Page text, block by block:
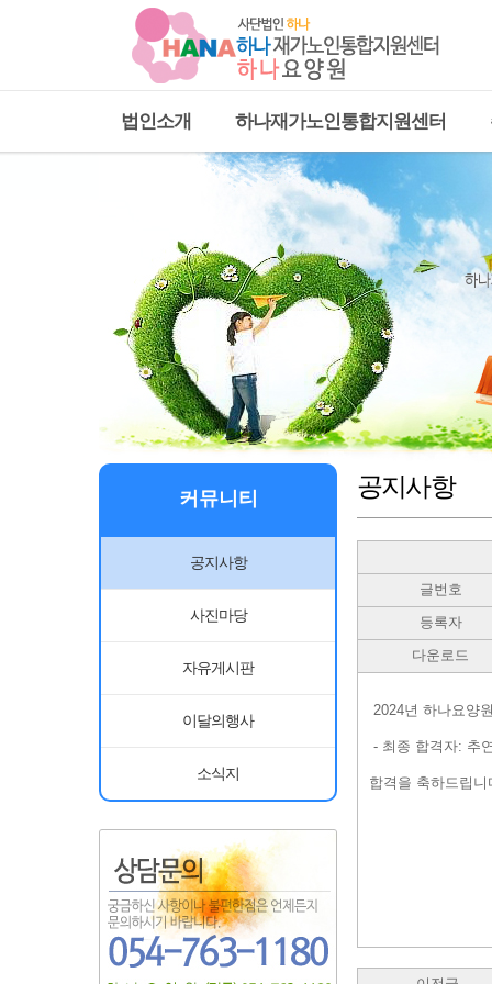
법인소개 하나재가노인통합지원센터
커뮤니티
공지사항
사진마당
자유게시판
이달의행사
소식지
공지사항
글번호
등록자
다운로드
2024년 하나요양
- 최종 합격자: 추
합격을 축하드립